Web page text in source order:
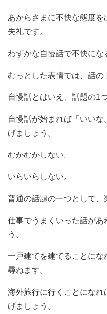
あからさまに不快な態度を
失礼です。
わずかな自慢話で不快にな
むっとした表情では、話の
自慢話とはいえ、話題の1つ
自慢話が始まれば「いい
げましょう。
むかむかしない。
いらいらしない。
普通の話題の一つとして、
仕事でうまくいった話があ
う。
一戸建てを建てることにな
尋ねます。
海外旅行に行くことになれ
げましょう。